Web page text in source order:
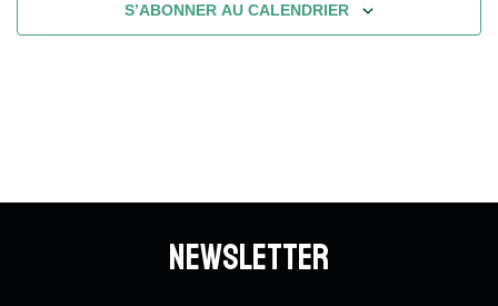
S’ABONNER AU CALENDRIER
Newsletter